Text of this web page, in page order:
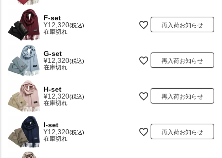
F-set
¥12,320 税込
在庫切れ
再入荷お知らせ
G-set
¥12,320 税込
在庫切れ
再入荷お知らせ
H-set
¥12,320 税込
在庫切れ
再入荷お知らせ
I-set
¥12,320 税込
在庫切れ
再入荷お知らせ